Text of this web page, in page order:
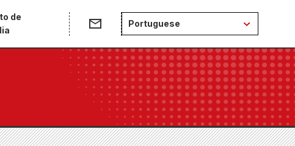
de
Portuguese